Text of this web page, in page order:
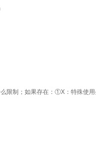
限制；如果存在：①X：特殊使